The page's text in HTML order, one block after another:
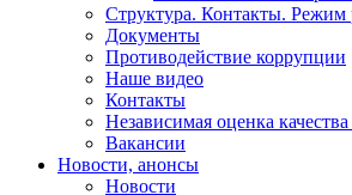
Структура. Контакты. Режим
Документы
Противодействие коррупции
Наше видео
Контакты
Независимая оценка качества
Вакансии
Новости, анонсы
Новости